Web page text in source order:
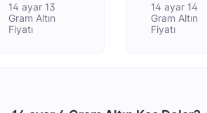
14 ayar 13
Gram Altın
Fiyatı
14 ayar 14
Gram Altın
Fiyatı